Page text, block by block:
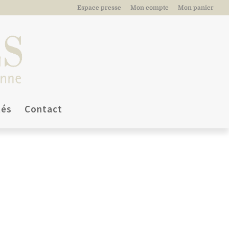
Espace presse Mon compte Mon panier
Contact